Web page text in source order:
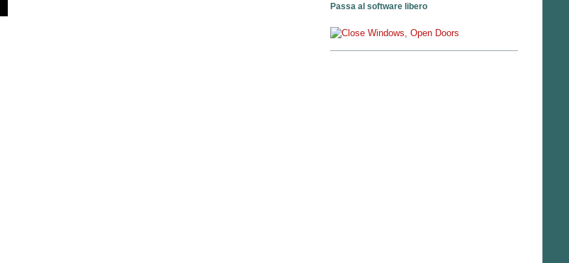
Passa al software libero